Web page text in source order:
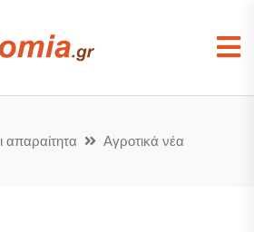
απαραίτητα Αγροτικά νέα